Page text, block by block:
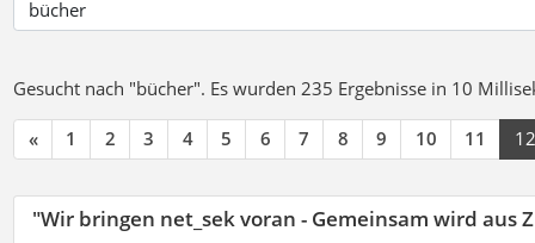
Gesucht nach "bücher". Es wurden 235 Ergebnisse in 10
« 1 2 3 4 5 6 7 8 9 10 11 12
"Wir bringen net_sek voran - Gemeinsam wird aus